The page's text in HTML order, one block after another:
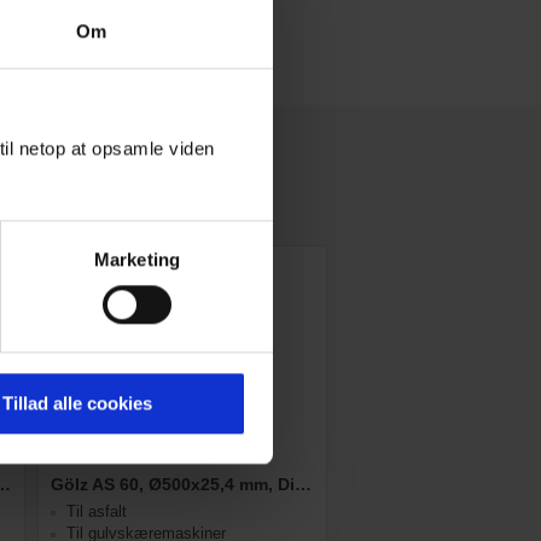
Om
netop at opsamle viden
Marketing
Tillad alle cookies
mm, Diamantskive Gölz AS 60, Ø500x25,4 mm, Diamantskive
Til asfalt
Til gulvskæremaskiner
SPAR
53%